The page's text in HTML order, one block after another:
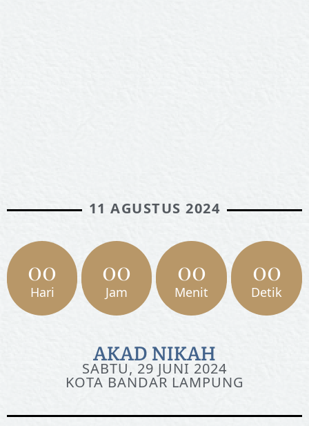
11 AGUSTUS 2024
00
Hari
00
Jam
00
Menit
00
Detik
AKAD NIKAH
SABTU, 29 JUNI 2024
KOTA BANDAR LAMPUNG